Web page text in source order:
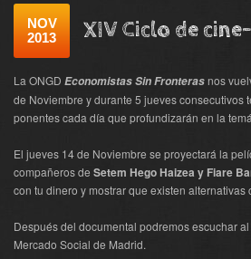
NOV
2013
XIV Ciclo de
La ONGD Economistas Sin Fronterasnos
de Noviembre y durante 5 jueves
ponentes cada día que profundizarán en la
El jueves 14 de Noviembre se proyectará la
compañeros de Setem Hego Haizea y Fiare
con tu dinero y mostrar que existen alternativas
Después del documental podremos escuchar
Mercado Social de Madrid.